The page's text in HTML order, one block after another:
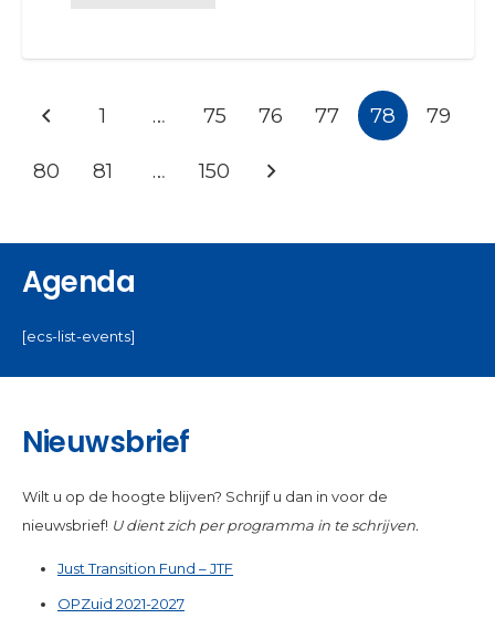
1 … 75 76 77 78 79
80 81 … 150
Agenda
[ecs-list-events]
Nieuwsbrief
Wilt u op de hoogte blijven? Schrijf u dan in voor de
nieuwsbrief! U dient zich per programma in te schrijven.
Just Transition Fund – JTF
OPZuid 2021-2027